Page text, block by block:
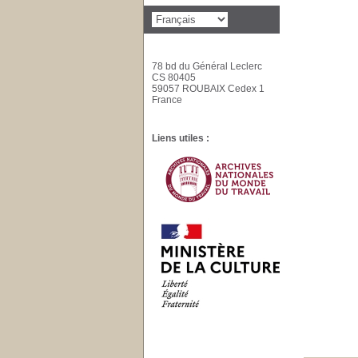
78 bd du Général Leclerc
CS 80405
59057 ROUBAIX Cedex 1
France
Liens utiles :